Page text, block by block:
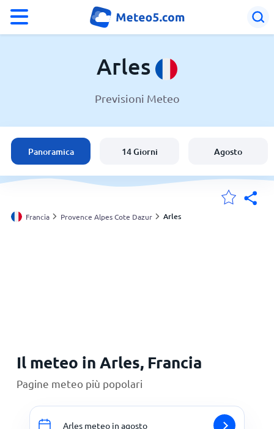
Francia
Italia
Svizzera
Arles
Previsioni Meteo
Panoramica 14 Giorni Agosto
Francia Provence Alpes Cote Dazur Arles
Il meteo in Arles, Francia
Pagine meteo più popolari
Arles meteo in agosto